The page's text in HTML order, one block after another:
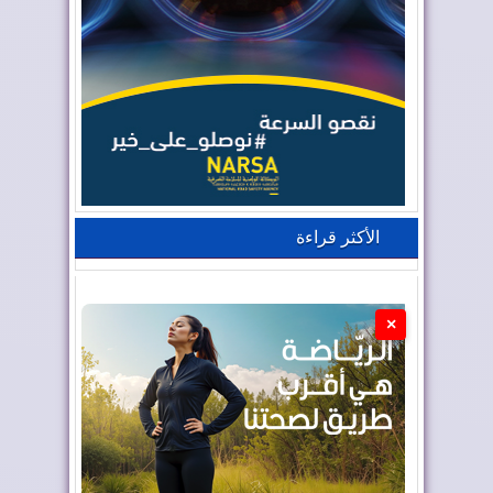
الأكثر قراءة
×